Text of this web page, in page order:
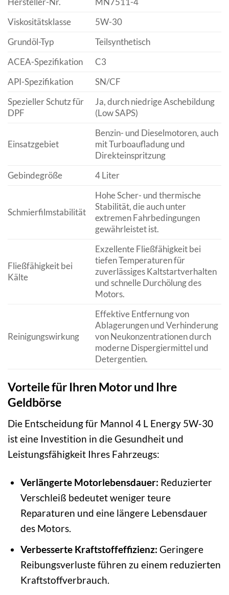
Viskositätsklasse
5W-30
Grundöl-Typ
Teilsynthetisch
ACEA-Spezifikation
C3
API-Spezifikation
SN/CF
Spezieller Schutz für
DPF
Ja, durch niedrige Aschebildung
(Low SAPS)
Einsatzgebiet
Benzin- und Dieselmotoren, auch
mit Turboaufladung und
Direkteinspritzung
Gebindegröße
4 Liter
Schmierfilmstabilität
Hohe Scher- und thermische
Stabilität, die auch unter
extremen Fahrbedingungen
gewährleistet ist.
Fließfähigkeit bei
Kälte
Exzellente Fließfähigkeit bei
tiefen Temperaturen für
zuverlässiges Kaltstartverhalten
und schnelle Durchölung des
Motors.
Reinigungswirkung
Effektive Entfernung von
Ablagerungen und Verhinderung
von Neukonzentrationen durch
moderne Dispergiermittel und
Detergentien.
Vorteile für Ihren Motor und Ihre
Geldbörse
Die Entscheidung für Mannol 4 L Energy 5W-30
ist eine Investition in die Gesundheit und
Leistungsfähigkeit Ihres Fahrzeugs:
Verlängerte Motorlebensdauer: Reduzierter
Verschleiß bedeutet weniger teure
Reparaturen und eine längere Lebensdauer
des Motors.
Verbesserte Kraftstoffeffizienz: Geringere
Reibungsverluste führen zu einem reduzierten
Kraftstoffverbrauch.